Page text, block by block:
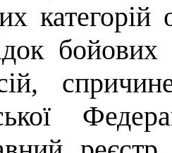
категорій
бойових